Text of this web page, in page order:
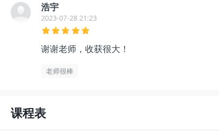
浩宇
2023-07-28 21:23
谢谢老师，收获很大！
老师很棒
课程表